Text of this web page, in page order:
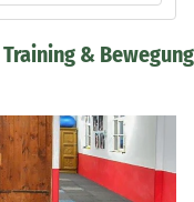
& Bewegung